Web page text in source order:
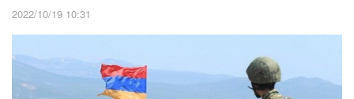
2022/10/19 10:31